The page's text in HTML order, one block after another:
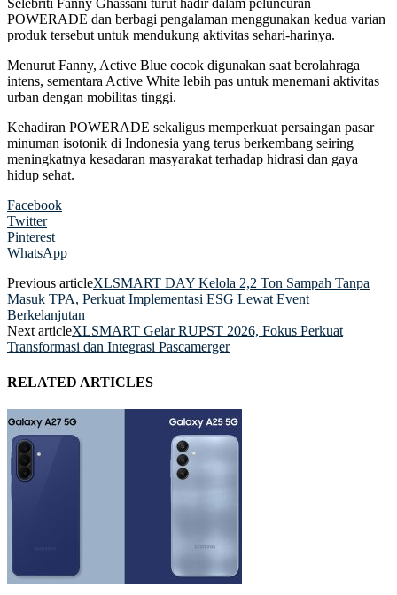
Selebriti Fanny Ghassani turut hadir dalam peluncuran
POWERADE dan berbagi pengalaman menggunakan kedua varian
produk tersebut untuk mendukung aktivitas sehari-harinya.
Menurut Fanny, Active Blue cocok digunakan saat berolahraga
intens, sementara Active White lebih pas untuk menemani aktivitas
urban dengan mobilitas tinggi.
Kehadiran POWERADE sekaligus memperkuat persaingan pasar
minuman isotonik di Indonesia yang terus berkembang seiring
meningkatnya kesadaran masyarakat terhadap hidrasi dan gaya
hidup sehat.
Facebook
Twitter
Pinterest
WhatsApp
Previous articleXLSMART DAY Kelola 2,2 Ton Sampah Tanpa
Masuk TPA, Perkuat Implementasi ESG Lewat Event
Berkelanjutan
Next articleXLSMART Gelar RUPST 2026, Fokus Perkuat
Transformasi dan Integrasi Pascamerger
RELATED ARTICLES